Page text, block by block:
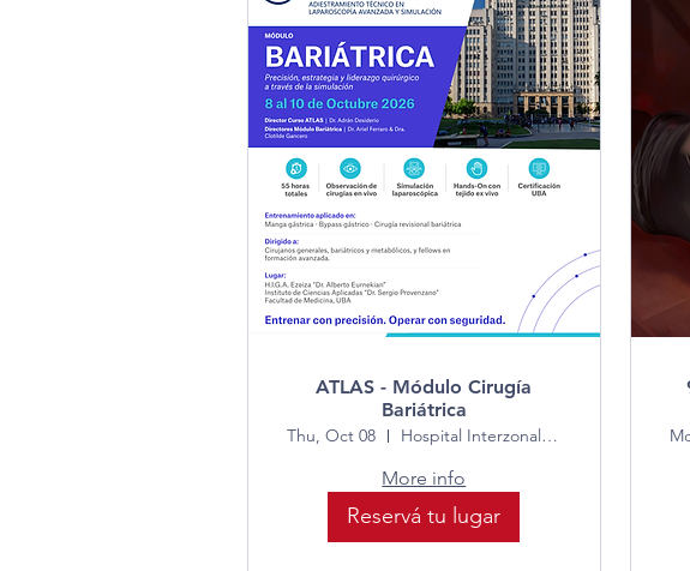
ATLAS - Módulo Cirugía
Bariátrica
Thu, Oct 08 Hospital Interzonal General de Agudos Dr
More info
Reservá tu lugar